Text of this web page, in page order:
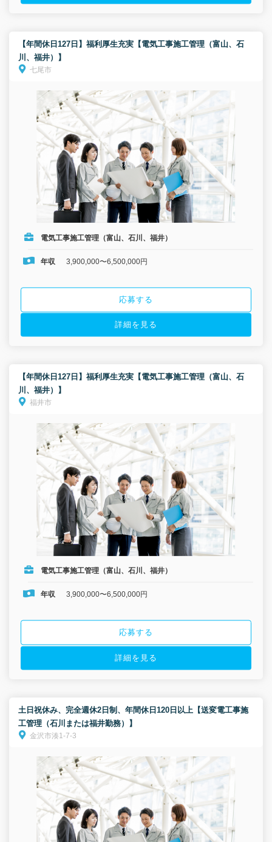
【年間休日127日】福利厚生充実【電気工事施工管理（富山、石
川、福井）】
七尾市
電気工事施工管理（富山、石川、福井）
年収 3,900,000〜6,500,000円
応募する
詳細を見る
【年間休日127日】福利厚生充実【電気工事施工管理（富山、石
川、福井）】
福井市
電気工事施工管理（富山、石川、福井）
年収 3,900,000〜6,500,000円
応募する
詳細を見る
土日祝休み、完全週休2日制、年間休日120日以上【送変電工事施
工管理（石川または福井勤務）】
金沢市湊1-7-3